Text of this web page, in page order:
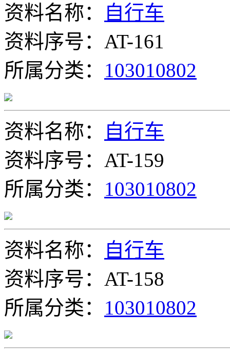
资料名称：
自行车
资料序号：AT-161
所属分类： 103010802
资料名称：
自行车
资料序号：AT-159
所属分类： 103010802
资料名称：
自行车
资料序号：AT-158
所属分类： 103010802